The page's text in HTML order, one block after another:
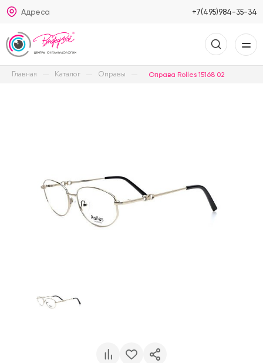
Адреса +7(495)984-35-34
Главная Каталог Оправы Оправа Rolles 15168 02